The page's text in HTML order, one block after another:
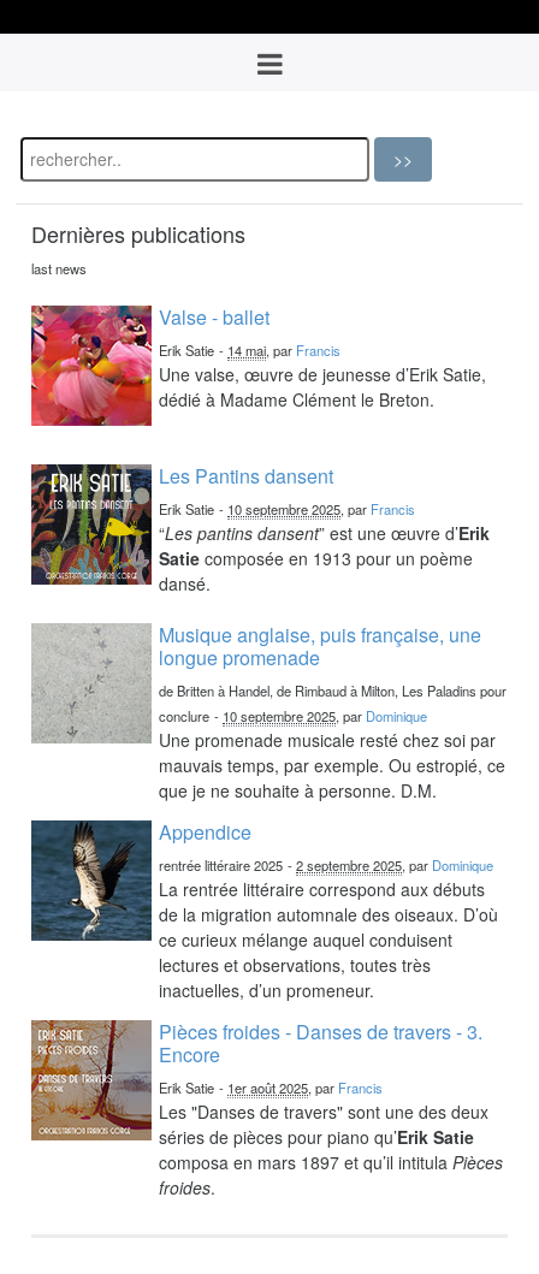
Dernières publications
last news
Valse - ballet
Erik Satie - 14 mai, par Francis
Une valse, œuvre de jeunesse d’Erik Satie,
dédié à Madame Clément le Breton.
Les Pantins dansent
Erik Satie - 10 septembre 2025, par Francis
“Les pantins dansent” est une œuvre d’Erik
Satie composée en 1913 pour un poème
dansé.
Musique anglaise, puis française, une
longue promenade
de Britten à Handel, de Rimbaud à Milton, Les Paladins pour
conclure - 10 septembre 2025, par Dominique
Une promenade musicale resté chez soi par
mauvais temps, par exemple. Ou estropié, ce
que je ne souhaite à personne. D.M.
Appendice
rentrée littéraire 2025 -2 septembre 2025, par Dominique
La rentrée littéraire correspond aux débuts
de la migration automnale des oiseaux. D’où
ce curieux mélange auquel conduisent
lectures et observations, toutes très
inactuelles, d’un promeneur.
Pièces froides - Danses de travers - 3.
Encore
Erik Satie - 1er août 2025, par Francis
Les "Danses de travers" sont une des deux
séries de pièces pour piano qu’Erik Satie
composa en mars 1897 et qu’il intitulaPièces
froides.